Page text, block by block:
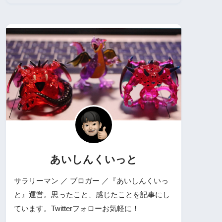
あいしんくいっと
サラリーマン ／ ブロガー ／『あいしんくいっ
と』運営。思ったこと、感じたことを記事にし
ています。Twitterフォローお気軽に！